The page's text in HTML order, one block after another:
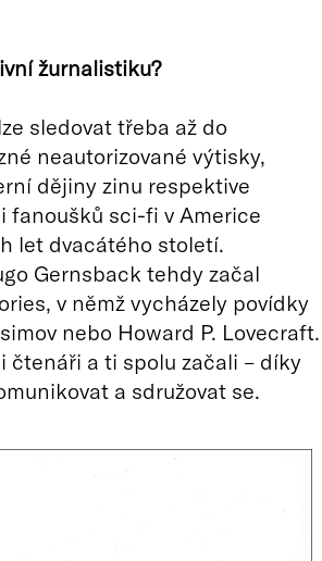
žurnalistiku?
sledovat třeba až do
neautorizované výtisky,
dějiny zinu respektive
fanoušků sci-fi v Americe
let dvacátého století.
Gernsback tehdy začal
v němž vycházely povídky
nebo Howard P. Lovecraft.
čtenáři a ti spolu začali – díky
a sdružovat se.